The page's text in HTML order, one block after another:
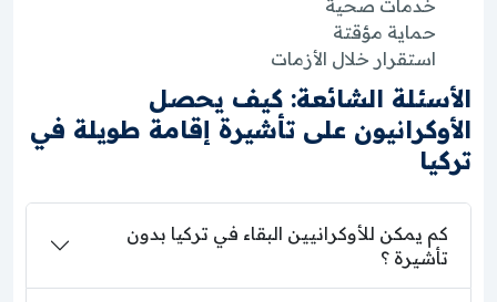
خدمات صحية
حماية مؤقتة
استقرار خلال الأزمات
الأسئلة الشائعة: كيف يحصل
الأوكرانيون على تأشيرة إقامة طويلة في
تركيا
كم يمكن للأوكرانيين البقاء في تركيا بدون
تأشيرة ؟